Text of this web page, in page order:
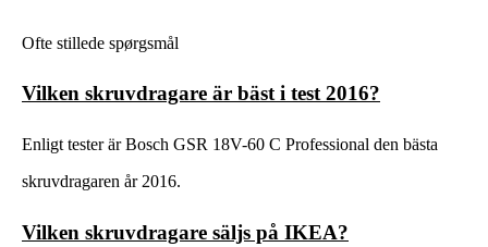
Ofte stillede spørgsmål
Vilken skruvdragare är bäst i test 2016?
Enligt tester är Bosch GSR 18V-60 C Professional den bästa
skruvdragaren år 2016.
Vilken skruvdragare säljs på IKEA?